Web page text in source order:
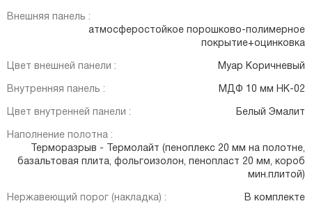
Внешняя панель :
атмосферостойкое порошково-полимерное
покрытие+оцинковка
Цвет внешней панели : Муар Коричневый
Внутренняя панель : МДФ 10 мм НК-02
Цвет внутренней панели : Белый Эмалит
Наполнение полотна :
Терморазрыв - Термолайт (пеноплекс 20 мм на полотне,
базальтовая плита, фольгоизолон, пенопласт 20 мм, короб
мин.плитой)
Нержавеющий порог (накладка) : В комплекте